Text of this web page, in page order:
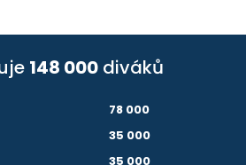
148 000 diváků
78 000
35 000
35 000